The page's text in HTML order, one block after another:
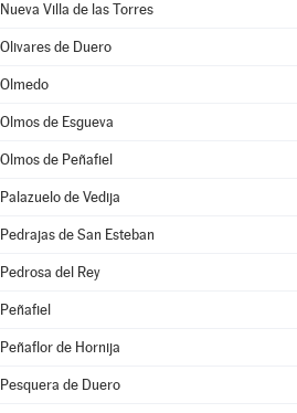
Nueva Villa de las Torres
Olivares de Duero
Olmedo
Olmos de Esgueva
Olmos de Peñafiel
Palazuelo de Vedija
Pedrajas de San Esteban
Pedrosa del Rey
Peñafiel
Peñaflor de Hornija
Pesquera de Duero